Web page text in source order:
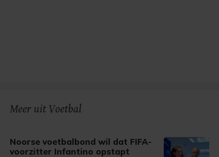
Meer uit Voetbal
Noorse voetbalbond wil dat FIFA-
voorzitter Infantino opstapt